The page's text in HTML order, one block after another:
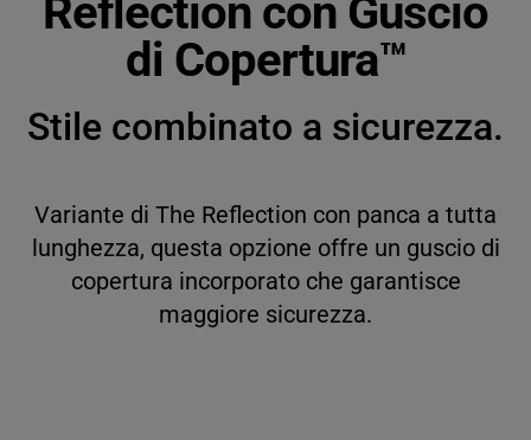
English
Deutsch
Reflection con Guscio
di Copertura™
Stile combinato a sicurezza.
Variante di The Reflection con panca a tutta
lunghezza, questa opzione offre un guscio di
copertura incorporato che garantisce
maggiore sicurezza.